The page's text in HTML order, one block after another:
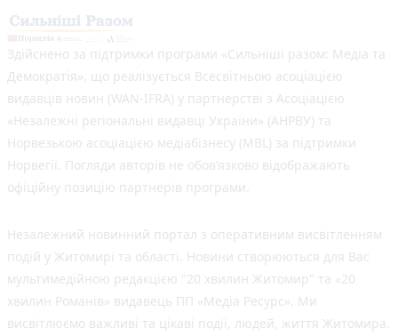
Здійснено за підтримки програми «Сильніші разом: Медіа та
Демократія», що реалізується Всесвітньою асоціацією
видавців новин (WAN-IFRA) у партнерстві з Асоціацією
«Незалежні регіональні видавці України» (АНРВУ) та
Норвезькою асоціацією медіабізнесу (MBL) за підтримки
Норвегії. Погляди авторів не обов’язково відображають
офіційну позицію партнерів програми.
Незалежний новинний портал з оперативним висвітленням
подій у Житомирі та області. Новини створюються для Вас
мультимедійною редакцією "20 хвилин Житомир" та «20
хвилин Романів» видавець ПП «Медіа Ресурс». Ми
висвітлюємо важливі та цікаві події, людей, життя Житомира.